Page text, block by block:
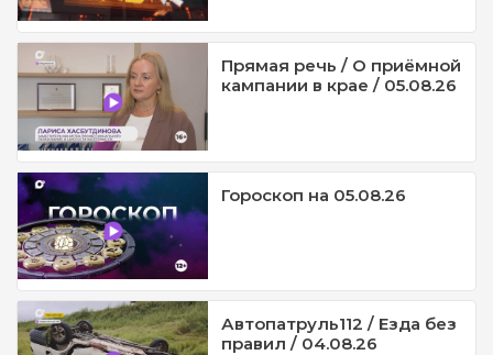
Прямая речь / О приёмной
кампании в крае / 05.08.26
Гороскоп на 05.08.26
Автопатруль112 / Езда без
правил / 04.08.26